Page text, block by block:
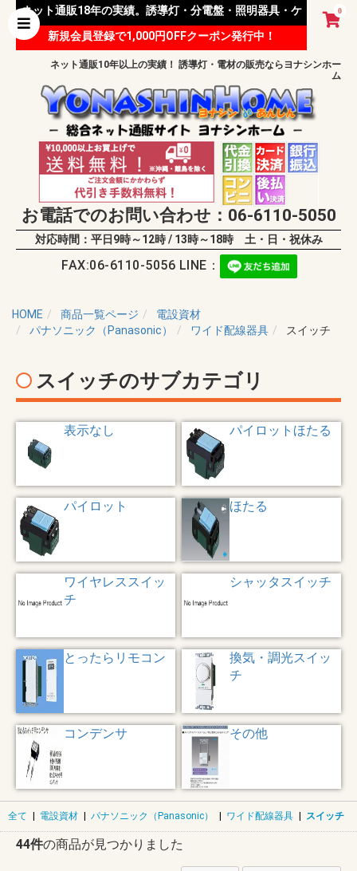
0
ネット通販18年の実績。誘導灯・分電盤・照明器具・ケ
ーブル等 様々な資材を取り扱っています。
新規会員登録で1,000円OFFクーポン発行中！
ネット通販10年以上の実績！ 誘導灯・電材の販売ならヨナシンホー
ム
お電話でのお問い合わせ：06-6110-5050
対応時間：平日9時～12時 / 13時～18時 土・日・祝休み
FAX:06-6110-5056 LINE：
HOME 商品一覧ページ
電設資材
パナソニック（Panasonic）
ワイド配線器具 スイッチ
スイッチのサブカテゴリ
表示なし パイロットほたる
パイロット ほたる
ワイヤレススイッ
チ
シャッタスイッチ
とったらリモコン
換気・調光スイッ
チ
コンデンサ その他
全て | 電設資材 | パナソニック（Panasonic） | ワイド配線器具 | スイッチ
44件の商品が見つかりました